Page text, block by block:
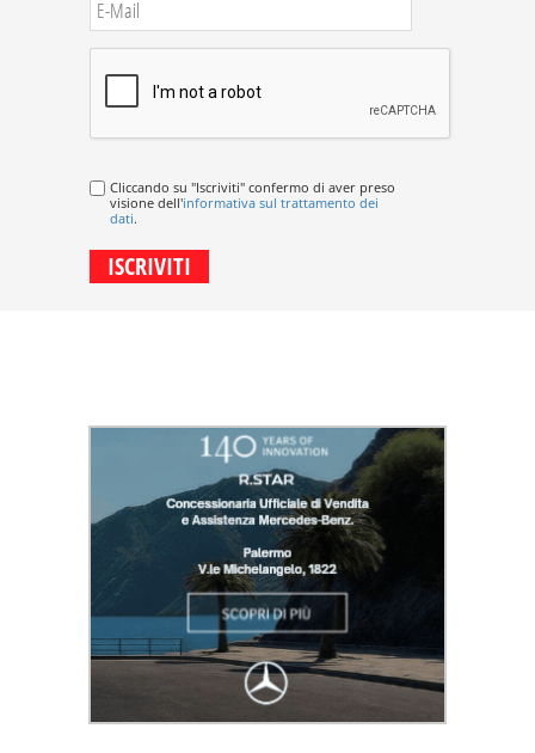
Cliccando su "Iscriviti" confermo di aver preso
visione dell'informativa sul trattamento dei
dati.